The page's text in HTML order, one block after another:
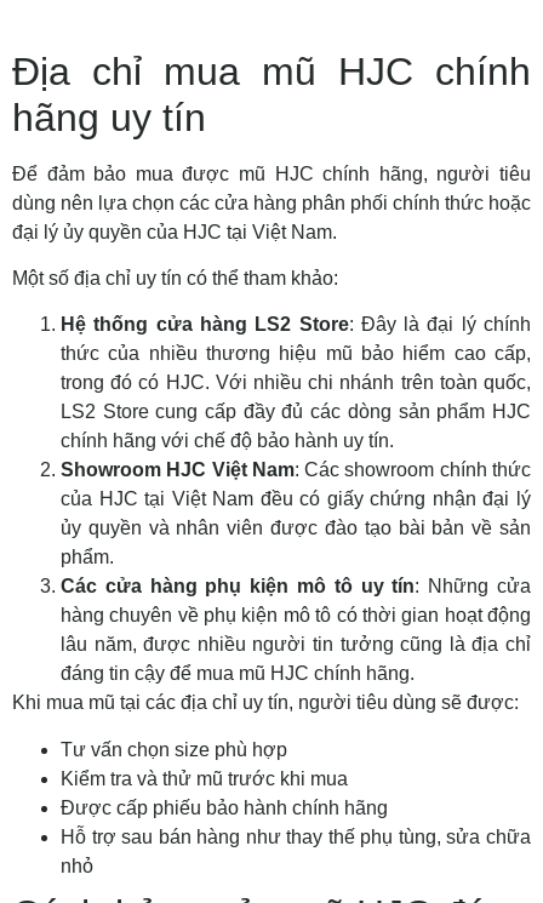
Địa chỉ mua mũ HJC chính
hãng uy tín
Để đảm bảo mua được mũ HJC chính hãng, người tiêu
dùng nên lựa chọn các cửa hàng phân phối chính thức hoặc
đại lý ủy quyền của HJC tại Việt Nam.
Một số địa chỉ uy tín có thể tham khảo:
Hệ thống cửa hàng LS2 Store: Đây là đại lý chính
thức của nhiều thương hiệu mũ bảo hiểm cao cấp,
trong đó có HJC. Với nhiều chi nhánh trên toàn quốc,
LS2 Store cung cấp đầy đủ các dòng sản phẩm HJC
chính hãng với chế độ bảo hành uy tín.
Showroom HJC Việt Nam: Các showroom chính thức
của HJC tại Việt Nam đều có giấy chứng nhận đại lý
ủy quyền và nhân viên được đào tạo bài bản về sản
phẩm.
Các cửa hàng phụ kiện mô tô uy tín: Những cửa
hàng chuyên về phụ kiện mô tô có thời gian hoạt động
lâu năm, được nhiều người tin tưởng cũng là địa chỉ
đáng tin cậy để mua mũ HJC chính hãng.
Khi mua mũ tại các địa chỉ uy tín, người tiêu dùng sẽ được:
Tư vấn chọn size phù hợp
Kiểm tra và thử mũ trước khi mua
Được cấp phiếu bảo hành chính hãng
Hỗ trợ sau bán hàng như thay thế phụ tùng, sửa chữa
nhỏ